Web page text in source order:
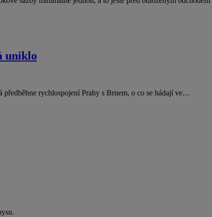
uniklo
rychlospojení Prahy s Brnem, o co se hádají ve…